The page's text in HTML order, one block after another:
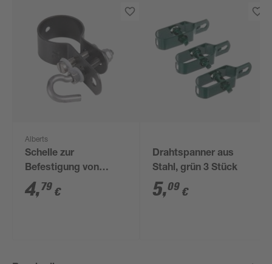
Alberts
Schelle zur
Befestigung von
Geflechtspannstäben
anthrazit Ø 3,4 cm
4,79 €
Drahtspanner aus
Stahl, grün 3 Stück
5,09 €